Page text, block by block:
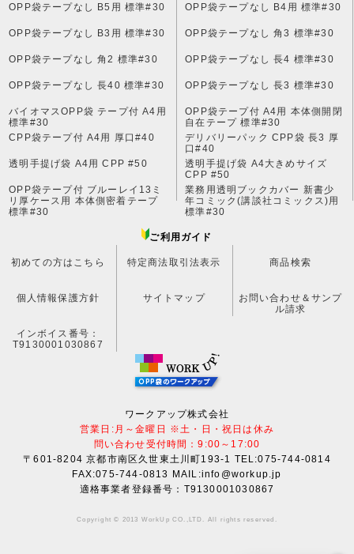
OPP袋テープなし B5用 標準#30 OPP袋テープなし B4用 標準#30
OPP袋テープなし B3用 標準#30 OPP袋テープなし 角3 標準#30
OPP袋テープなし 角2 標準#30 OPP袋テープなし 長4 標準#30
OPP袋テープなし 長40 標準#30 OPP袋テープなし 長3 標準#30
バイオマスOPP袋 テープ付 A4用
標準#30
OPP袋テープ付 A4用 本体側開閉
自在テープ 標準#30
CPP袋テープ付 A4用 厚口#40
デリバリーパック CPP袋 長3 厚
口#40
透明手提げ袋 A4用 CPP #50
透明手提げ袋 A4大きめサイズ
CPP #50
OPP袋テープ付 ブルーレイ13ミ
リ厚ケース用 本体側密着テープ
標準#30
業務用透明ブックカバー 新書少
年コミック(講談社コミックス)用
標準#30
ご利用ガイド
初めての方はこちら 特定商法取引法表示 商品検索
個人情報保護方針 サイトマップ
お問い合わせ＆サンプ
ル請求
インボイス番号：
T9130001030867
ワークアップ株式会社
営業日:月～金曜日 ※土・日・祝日は休み
問い合わせ受付時間：9:00～17:00
〒601-8204 京都市南区久世東土川町193-1 TEL:075-744-0814
FAX:075-744-0813 MAIL:info@workup.jp
適格事業者登録番号：T9130001030867
Copyright © 2013 WorkUp CO.,LTD. All rights reserved.